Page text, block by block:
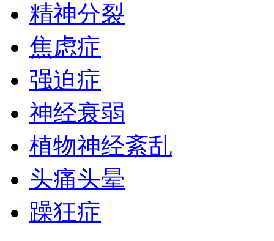
精神分裂
焦虑症
强迫症
神经衰弱
植物神经紊乱
头痛头晕
躁狂症